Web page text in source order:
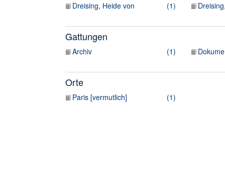
Dreising, Heide von (1)
Gattungen
Archiv (1)
Orte
Paris [vermutlich] (1)